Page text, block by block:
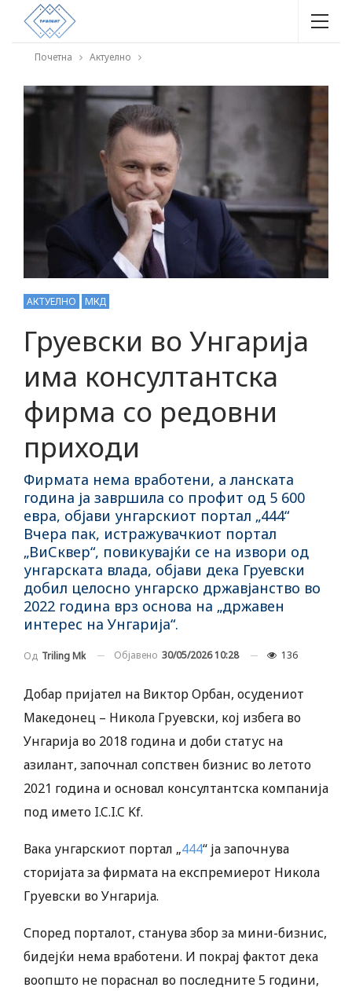
Почетна Актуелно
АКТУЕЛНО МКД
Груевски во Унгарија
има консултантска
фирма со редовни
приходи
Фирмата нема вработени, а ланската
година ја завршила со профит од 5 600
евра, објави унгарскиот портал „444“
Вчера пак, истражувачкиот портал
„ВиСквер“, повикувајќи се на извори од
унгарската влада, објави дека Груевски
добил целосно унгарско државјанство во
2022 година врз основа на „државен
интерес на Унгарија“.
Од Triling Mk Објавено 30/05/2026 10:28 136
Добар пријател на Виктор Орбан, осудениот
Македонец – Никола Груевски, кој избега во
Унгарија во 2018 година и доби статус на
азилант, започнал сопствен бизнис во летото
2021 година и основал консултантска компанија
под името I.C.I.C Kf.
Вака унгарскиот портал „444“ ја започнува
сторијата за фирмата на експремиерот Никола
Груевски во Унгарија.
Според порталот, станува збор за мини-бизнис,
бидејќи нема вработени. И покрај фактот дека
воопшто не пораснал во последните 5 години,